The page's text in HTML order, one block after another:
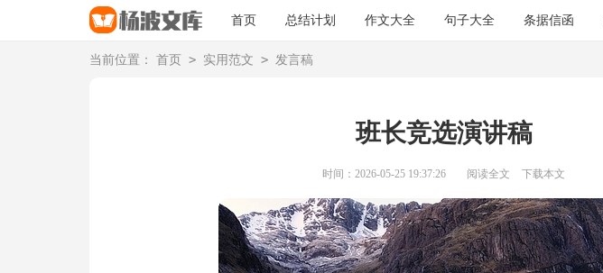
首页 总结计划 作文大全 句子大全 条据信函
当前位置： 首页 > 实用范文 > 发言稿
班长竞选演讲稿
时间：2026-05-25 19:37:26 阅读全文 下载本文